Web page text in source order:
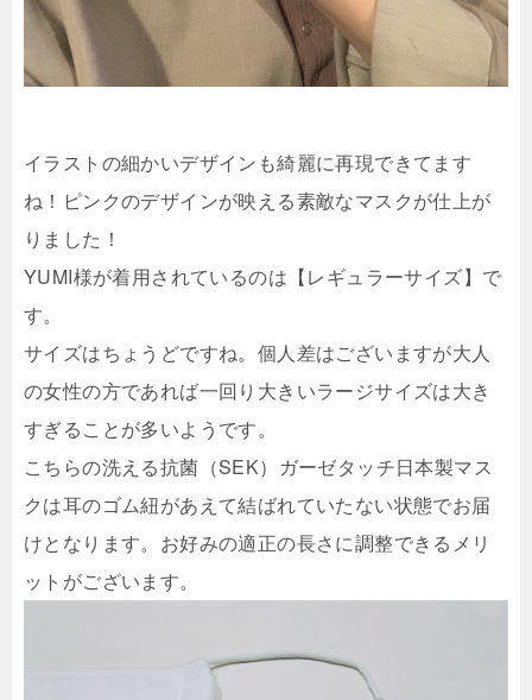
イラストの細かいデザインも綺麗に再現できてます
ね！ピンクのデザインが映える素敵なマスクが仕上が
りました！
YUMI様が着用されているのは【レギュラーサイズ】で
す。
サイズはちょうどですね。個人差はございますが大人
の女性の方であれば一回り大きいラージサイズは大き
すぎることが多いようです。
こちらの洗える抗菌（SEK）ガーゼタッチ日本製マス
クは耳のゴム紐があえて結ばれていたない状態でお届
けとなります。お好みの適正の長さに調整できるメリ
ットがございます。